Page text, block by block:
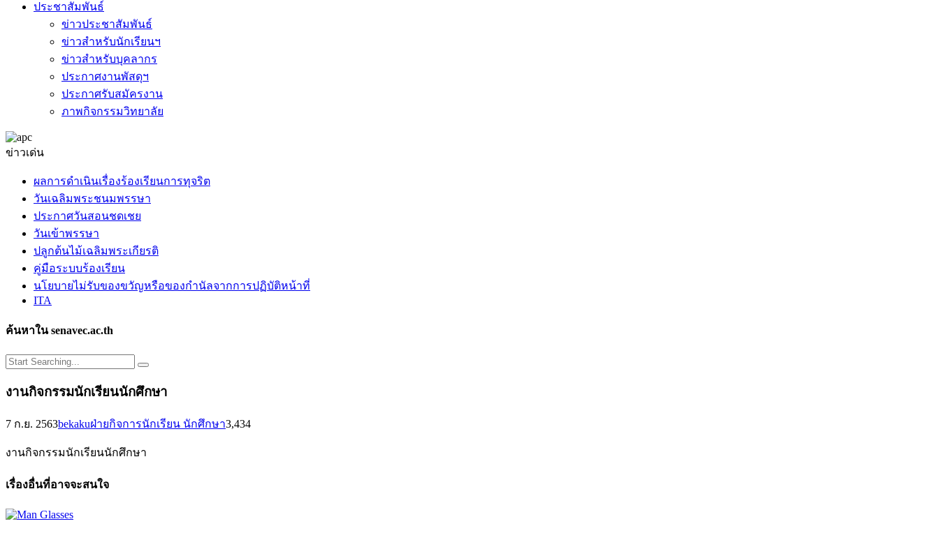
ประชาสัมพันธ์
ข่าวประชาสัมพันธ์
ข่าวสำหรับนักเรียนฯ
ข่าวสำหรับบุคลากร
ประกาศงานพัสดุฯ
ประกาศรับสมัครงาน
ภาพกิจกรรมวิทยาลัย
ข่าวเด่น
ผลการดำเนินเรื่องร้องเรียนการทุจริต
วันเฉลิมพระชนมพรรษา
ประกาศวันสอนชดเชย
วันเข้าพรรษา
ปลูกต้นไม้เฉลิมพระเกียรติ
คู่มือระบบร้องเรียน
นโยบายไม่รับของขวัญหรือของกำนัลจากการปฏิบัติหน้าที่
ITA
ค้นหาใน senavec.ac.th
งานกิจกรรมนักเรียนนักศึกษา
7 ก.ย. 2563bekakuฝ่ายกิจการนักเรียน นักศึกษา3,434
งานกิจกรรมนักเรียนนักศึกษา
เรื่องอื่นที่อาจจะสนใจ